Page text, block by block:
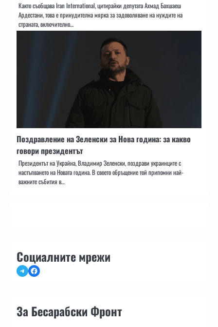
Както съобщава Iran International, цитирайки депутата Ахмад Бахшаеш
Ардестани, това е принудителна мярка за задоволяване на нуждите на
страната, включително…
Поздравление на Зеленски за Нова година: за какво
говори президентът
Президентът на Украйна, Владимир Зеленски, поздрави украинците с
настъпването на Новата година. В своето обръщение той припомни най-
важните събития в…
Социалните мрежи
TelegramFacebook
За Бесарабски Фронт